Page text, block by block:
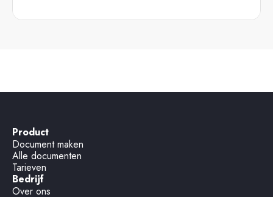
Product
Document maken
Alle documenten
Tarieven
Bedrijf
Over ons